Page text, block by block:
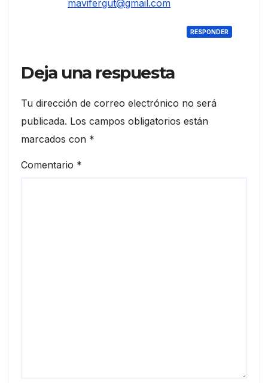
mavifergut@gmail.com
RESPONDER
Deja una respuesta
Tu dirección de correo electrónico no será
publicada. Los campos obligatorios están
marcados con *
Comentario *